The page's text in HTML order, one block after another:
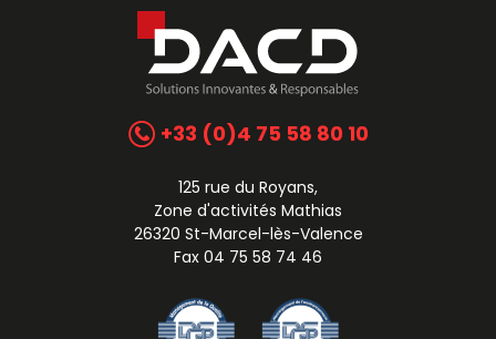
+33 (0)4 75 58 80 10
125 rue du Royans,
Zone d'activités Mathias
26320 St-Marcel-lès-Valence
Fax 04 75 58 74 46